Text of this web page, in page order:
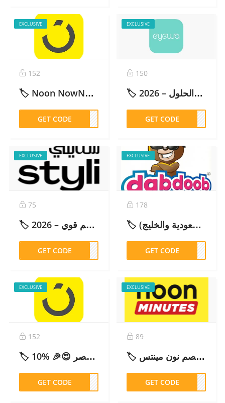
EXCLUSIVE
152
🏷️ Noon NowNow ناو ناو: كود خصم (ZHW) خصم 10% + توصيل مجاني محدث وفعال – 2026
GET CODEZHW
EXCLUSIVE
150
🏷️ كود ايوا للنظارات مرفوض: الأسباب والحلول – 2026
GET CODEDM98
EXCLUSIVE
75
🏷️ تجربتي مع موقع ستايلي: رأي صادق وكود خصم قوي – 2026
GET CODESD67
EXCLUSIVE
178
🏷️ كود خصم دبدوب 2026 فعال ومحدث (خصم إضافي في السعودية والخليج)
GET CODEM31
EXCLUSIVE
152
🏷️ كود خصم نون مصر 😍🎉 %10 (NU99) محدث وفعال – 2026
GET CODENU99
EXCLUSIVE
89
🏷️ كود خصم نون مينتس (NN164): احصل على خصم!Noon minutes coupon – 2026
GET CODEN164